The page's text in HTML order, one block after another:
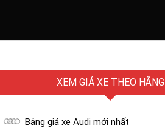
XEM GIÁ XE THEO HÃNG
Bảng giá xe Audi mới nhất